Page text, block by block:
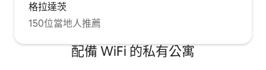
格拉達茨
150位當地人推薦
配備 WiFi 的私有公寓